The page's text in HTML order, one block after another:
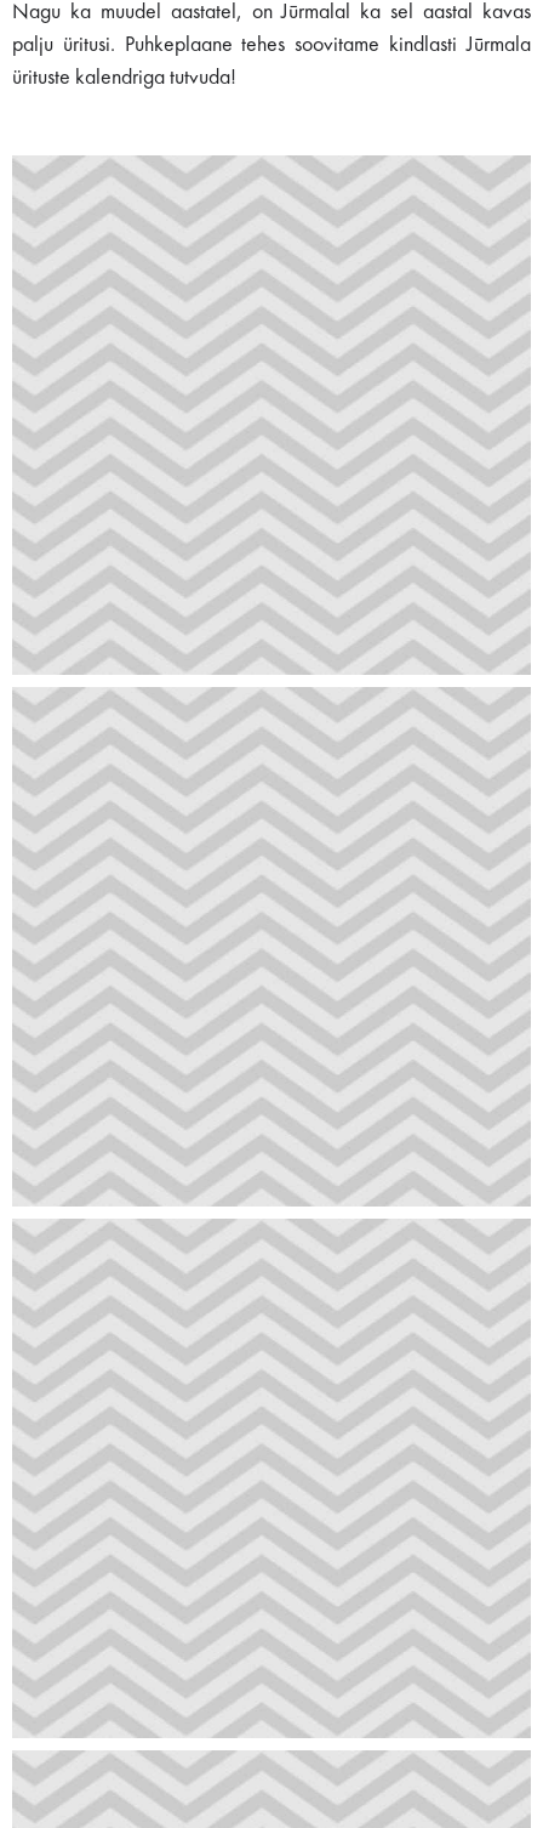
Nagu ka muudel aastatel, on Jūrmalal ka sel aastal kavas
palju üritusi. Puhkeplaane tehes soovitame kindlasti Jūrmala
ürituste kalendriga tutvuda!